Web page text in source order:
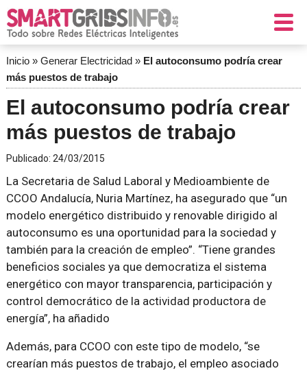
Inicio» Generar Electricidad» El autoconsumo podría crear
más puestos de trabajo
El autoconsumo podría crear
más puestos de trabajo
Publicado: 24/03/2015
La Secretaria de Salud Laboral y Medioambiente de
CCOO Andalucía, Nuria Martínez, ha asegurado que un
modelo energético distribuido y renovable dirigido al
autoconsumo es una oportunidad para la sociedad y
también para la creación de empleo . Tiene grandes
beneficios sociales ya que democratiza el sistema
energético con mayor transparencia, participación y
control democrático de la actividad productora de
energía , ha añadido
Además, para CCOO con este tipo de modelo, se
crearían más puestos de trabajo, el empleo asociado